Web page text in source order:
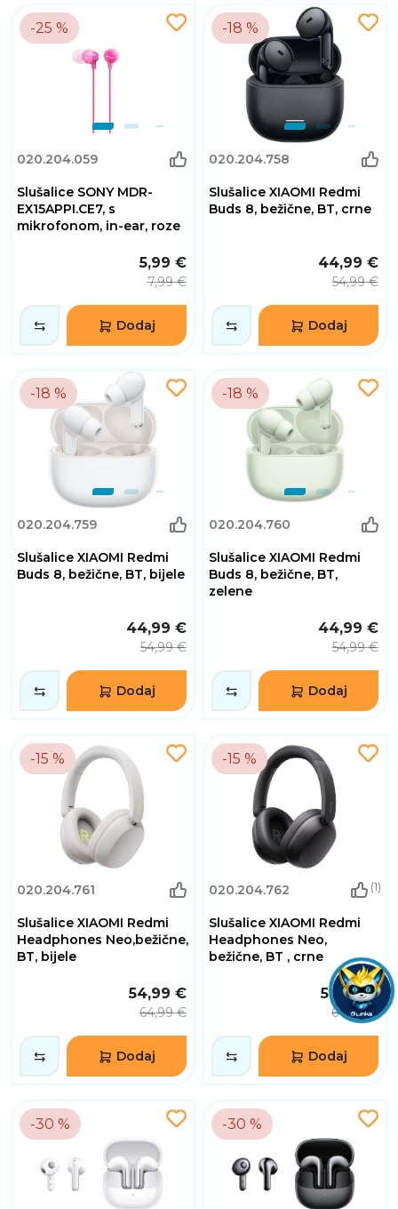
-25 %
020.204.059
Slušalice SONY MDR-
EX15APPI.CE7, s
mikrofonom, in-ear, roze
5,99 €
7,99 €
Dodaj
-18 %
020.204.758
Slušalice XIAOMI Redmi
Buds 8, bežične, BT, crne
44,99 €
54,99 €
Dodaj
-18 %
020.204.759
Slušalice XIAOMI Redmi
Buds 8, bežične, BT, bijele
44,99 €
54,99 €
Dodaj
-18 %
020.204.760
Slušalice XIAOMI Redmi
Buds 8, bežične, BT,
zelene
44,99 €
54,99 €
Dodaj
-15 %
020.204.761
Slušalice XIAOMI Redmi
Headphones Neo,bežične,
BT, bijele
54,99 €
64,99 €
Dodaj
-15 %
020.204.762 (1)
Slušalice XIAOMI Redmi
Headphones Neo,
bežične, BT , crne
54,99 €
64,99 €
Dodaj
-30 % -30 %